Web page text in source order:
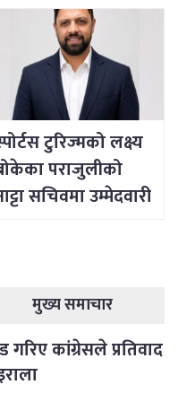
टुरिज्मको लक्ष्य
पराजुलीको
सचिवमा उम्मेदवारी
मुख्य समाचार
कांग्रेसले प्रतिवाद